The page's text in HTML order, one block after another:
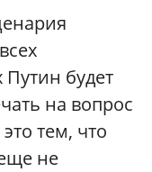
будет
на вопрос
тем, что
не